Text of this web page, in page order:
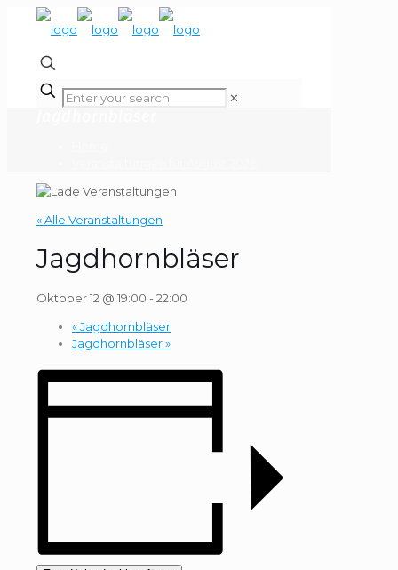
✕
« Alle Veranstaltungen
Jagdhornbläser
Oktober 12 @ 19:00 -22:00
«Jagdhornbläser
Jagdhornbläser»